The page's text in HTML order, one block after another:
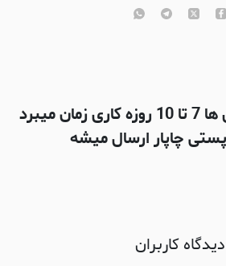
اماده سازی سفارش ها 7 تا 10 روزه کاری زمان میبرد
چاپار ارسال میشه
دیدگاه کاربران